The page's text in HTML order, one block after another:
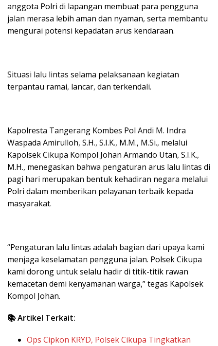
anggota Polri di lapangan membuat para pengguna
jalan merasa lebih aman dan nyaman, serta membantu
mengurai potensi kepadatan arus kendaraan.
Situasi lalu lintas selama pelaksanaan kegiatan
terpantau ramai, lancar, dan terkendali.
Kapolresta Tangerang Kombes Pol Andi M. Indra
Waspada Amirulloh, S.H., S.I.K., M.M., M.Si., melalui
Kapolsek Cikupa Kompol Johan Armando Utan, S.I.K.,
M.H., menegaskan bahwa pengaturan arus lalu lintas di
pagi hari merupakan bentuk kehadiran negara melalui
Polri dalam memberikan pelayanan terbaik kepada
masyarakat.
“Pengaturan lalu lintas adalah bagian dari upaya kami
menjaga keselamatan pengguna jalan. Polsek Cikupa
kami dorong untuk selalu hadir di titik-titik rawan
kemacetan demi kenyamanan warga,” tegas Kapolsek
Kompol Johan.
📚 Artikel Terkait:
Ops Cipkon KRYD, Polsek Cikupa Tingkatkan